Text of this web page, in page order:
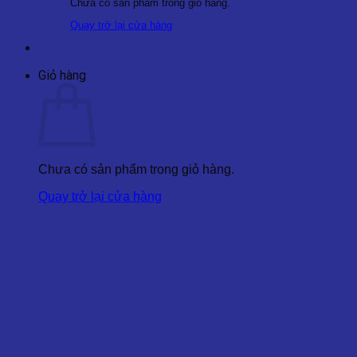
Chưa có sản phẩm trong giỏ hàng.
Quay trở lại cửa hàng
Giỏ hàng
Chưa có sản phẩm trong giỏ hàng.
Quay trở lại cửa hàng